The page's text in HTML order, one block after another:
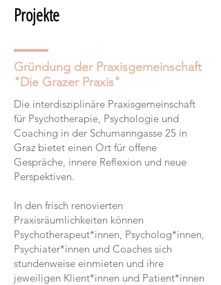
Projekte
Gründung der Praxisgemeinschaft
"Die Grazer Praxis"
Die interdisziplinäre Praxisgemeinschaft
für Psychotherapie, Psychologie und
Coaching in der Schumanngasse 25 in
Graz bietet einen Ort für offene
Gespräche, innere Reflexion und neue
Perspektiven.
In den frisch renovierten
Praxisräumlichkeiten können
Psychotherapeut*innen, Psycholog*innen,
Psychiater*innen und Coaches sich
stundenweise einmieten und ihre
jeweiligen Klient*innen und Patient*innen